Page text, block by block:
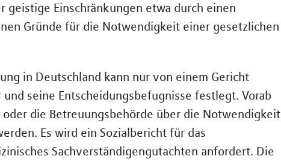
Einschränkungen etwa durch einen
Gründe für die Notwendigkeit einer gesetzlichen
in Deutschland kann nur von einem Gericht
seine Entscheidungsbefugnisse festlegt. Vorab
die Betreuungsbehörde über die Notwendigkeit
Es wird ein Sozialbericht für das
Sachverständigengutachten anfordert. Die